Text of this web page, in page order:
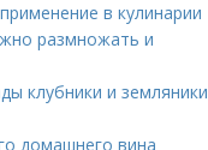
в кулинарии
размножать и
клубники и земляники
домашнего вина